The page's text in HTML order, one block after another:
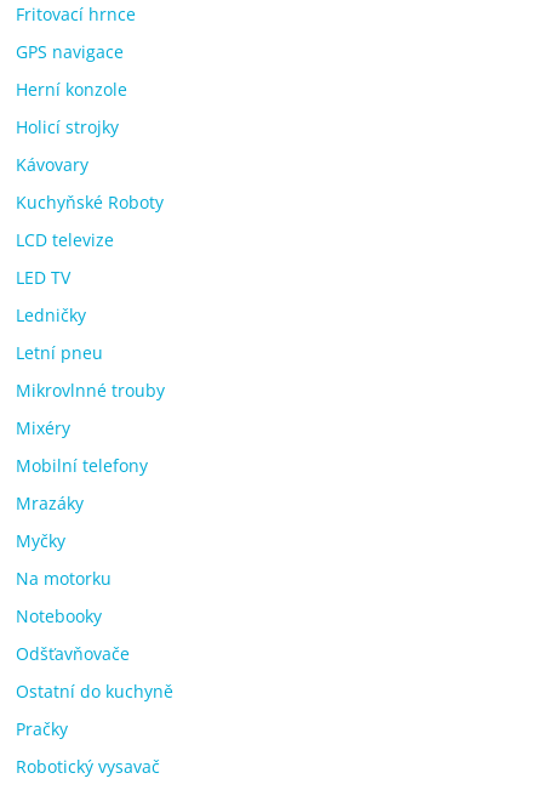
Fritovací hrnce
GPS navigace
Herní konzole
Holicí strojky
Kávovary
Kuchyňské Roboty
LCD televize
LED TV
Ledničky
Letní pneu
Mikrovlnné trouby
Mixéry
Mobilní telefony
Mrazáky
Myčky
Na motorku
Notebooky
Odšťavňovače
Ostatní do kuchyně
Pračky
Robotický vysavač